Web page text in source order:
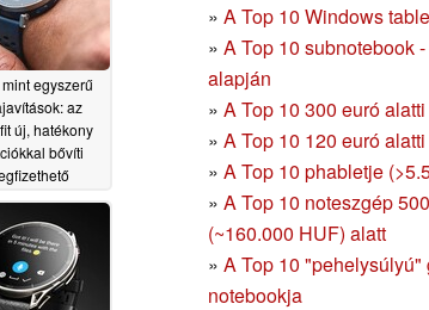
» A Top 10 Windows
» A Top 10 subnotebook
alapján
» A Top 10 300 euró
» A Top 10 120 euró
» A Top 10 phabletje
» A Top 10 noteszgép
(~160.000 HUF) alatt
» A Top 10 "pehelysúlyú"
notebookja
egyszerű
az
új, hatékony
bővíti
07/07/2026